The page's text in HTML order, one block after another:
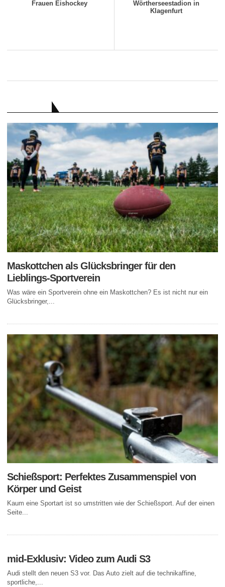
Frauen Eishockey
Wörtherseestadion in
Klagenfurt
Maskottchen als Glücksbringer für den
Lieblings-Sportverein
Was wäre ein Sportverein ohne ein Maskottchen? Es ist nicht nur ein
Glücksbringer,...
Schießsport: Perfektes Zusammenspiel von
Körper und Geist
Kaum eine Sportart ist so umstritten wie der Schießsport. Auf der einen
Seite...
mid-Exklusiv: Video zum Audi S3
Audi stellt den neuen S3 vor. Das Auto zielt auf die technikaffine,
sportliche,...